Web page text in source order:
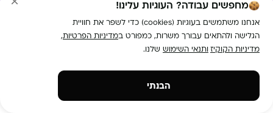
מחפשים עבודה? העוגיות עלינו!
אנחנו משתמשים בעוגיות (cookies) כדי לשפר את חוויית
הגלישה ולהתאים עבורך משרות, כמפורט במדיניות הפרטיות,
מדיניות הקוקיזותנאי השימוש שלנו.
הבנתי
מספר אזורים חיילים משוחררים
הגשת מועמדות
נציגי/ות מכירות גם ללא ניסיון בחברה מובילה!